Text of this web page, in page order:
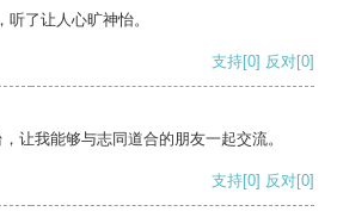
了让人心旷神怡。
支持[0] 反对[0]
让我能够与志同道合的朋友一起交流。
支持[0] 反对[0]